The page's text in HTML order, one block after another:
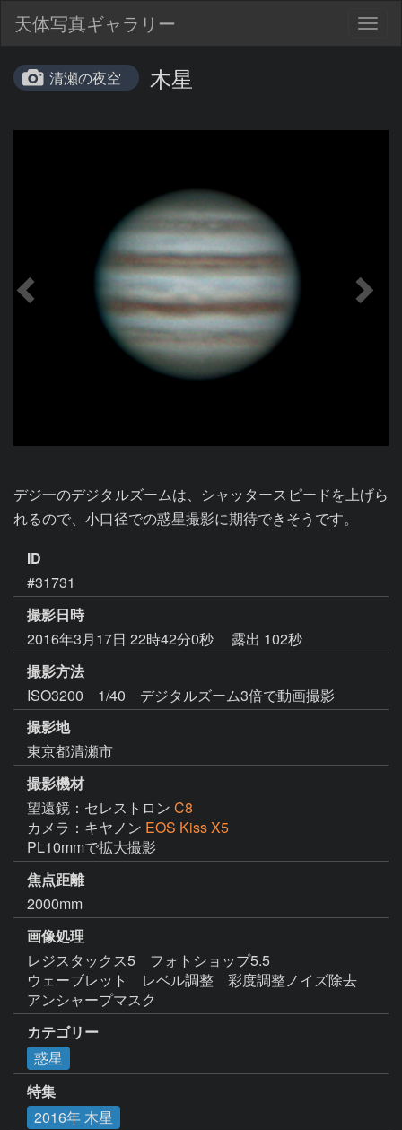
天体写真ギャラリー
清瀬の夜空 木星
デジ一のデジタルズームは、シャッタースピードを上げら
れるので、小口径での惑星撮影に期待できそうです。
ID
#31731
撮影日時
2016年3月17日 22時42分0秒
露出 102秒
撮影方法
ISO3200 1/40 デジタルズーム3倍で動画撮影
撮影地
東京都清瀬市
撮影機材
望遠鏡：セレストロン C8
カメラ：キヤノン EOS Kiss X5
PL10mmで拡大撮影
焦点距離
2000mm
画像処理
レジスタックス5　フォトショップ5.5
ウェーブレット　レベル調整　彩度調整ノイズ除去
アンシャープマスク
カテゴリー
惑星
特集
2016年 木星